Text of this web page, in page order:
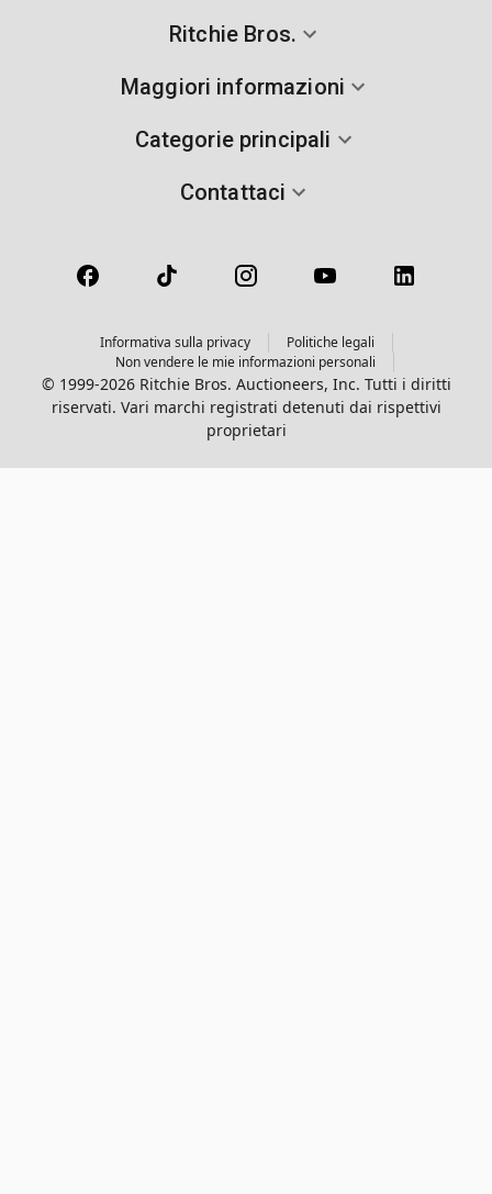
Ritchie Bros.
Maggiori informazioni
Categorie principali
Contattaci
Informativa sulla privacy
Politiche legali
Non vendere le mie informazioni personali
© 1999-2026 Ritchie Bros. Auctioneers, Inc. Tutti i diritti
riservati. Vari marchi registrati detenuti dai rispettivi
proprietari